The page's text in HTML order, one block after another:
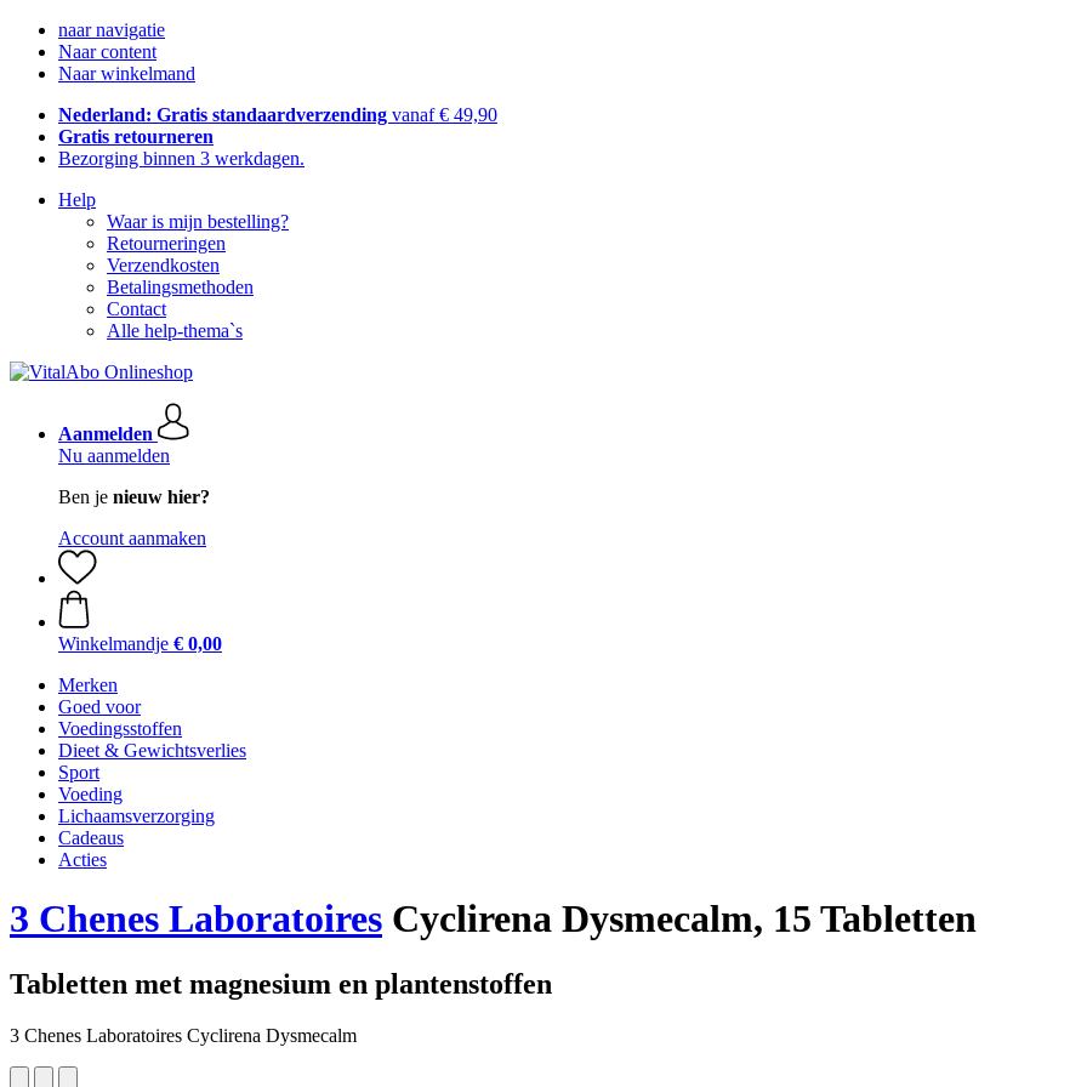
naar navigatie
Naar content
Naar winkelmand
Nederland: Gratis standaardverzending vanaf € 49,90
Gratis retourneren
Bezorging binnen 3 werkdagen.
Help
Waar is mijn bestelling?
Retourneringen
Verzendkosten
Betalingsmethoden
Contact
Alle help-thema`s
Aanmelden
Nu aanmelden
Ben je nieuw hier?
Account aanmaken
Winkelmandje € 0,00
Merken
Goed voor
Voedingsstoffen
Dieet & Gewichtsverlies
Sport
Voeding
Lichaamsverzorging
Cadeaus
Acties
3 Chenes Laboratoires Cyclirena Dysmecalm, 15 Tabletten
Tabletten met magnesium en plantenstoffen
3 Chenes Laboratoires Cyclirena Dysmecalm